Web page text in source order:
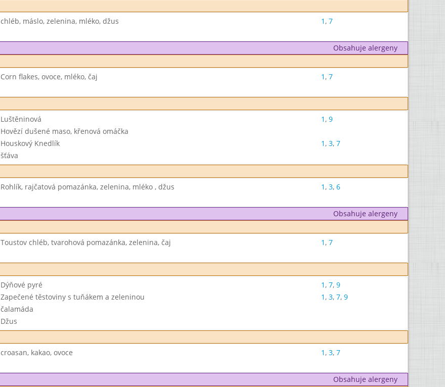
chléb, máslo, zelenina, mléko, džus 1, 7
Obsahuje alergeny
Corn flakes, ovoce, mléko, čaj 1, 7
Luštěninová 1, 9
Hovězí dušené maso, křenová omáčka
Houskový Knedlík 1, 3, 7
šťáva
Rohlík, rajčatová pomazánka, zelenina, mléko , džus 1, 3, 6
Obsahuje alergeny
Toustov chléb, tvarohová pomazánka, zelenina, čaj 1, 7
Dýňové pyré 1, 7, 9
Zapečené těstoviny s tuňákem a zeleninou 1, 3, 7, 9
čalamáda
Džus
croasan, kakao, ovoce 1, 3, 7
Obsahuje alergeny